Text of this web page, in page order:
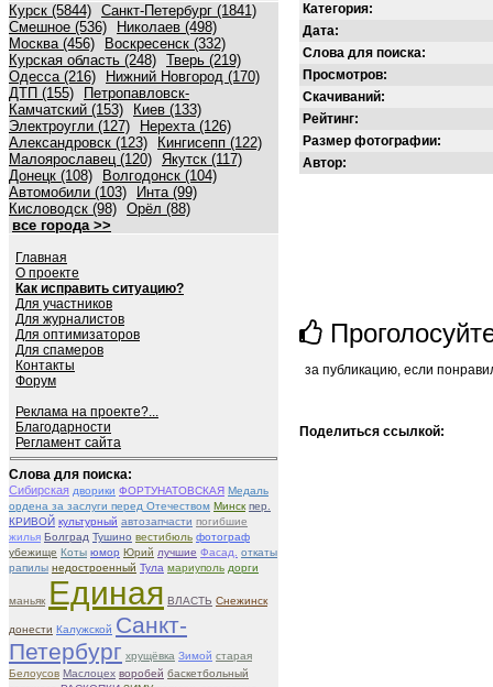
Курск (5844) Санкт-Петербург (1841)
Смешное (536)
Николаев (498)
Москва (456)
Воскресенск (332)
Курская область (248) Тверь (219)
Одесса (216)
Нижний Новгород (170)
ДТП (155)
Петропавловск-
Камчатский (153)
Киев (133)
Электроугли (127)
Нерехта (126)
Александровск (123)
Кингисепп (122)
Малоярославец (120) Якутск (117)
Донецк (108)
Волгодонск (104)
Автомобили (103)
Инта (99)
Кисловодск (98) Орёл (88)
все города >>
Главная
О проекте
Как исправить ситуацию?
Для участников
Для журналистов
Для оптимизаторов
Для спамеров
Контакты
Форум
Реклама на проекте?...
Благодарности
Регламент сайта
Слова для поиска:
Сибирская дворики ФОРТУНАТОВСКАЯ Медаль
ордена за заслуги перед Отечеством Минск пер.
КРИВОЙ культурный автозапчасти погибшие
жилья Болград Тушино вестибюль фотограф
убежище Коты юмор Юрий лучшие Фасад.
откаты
рапилы недостроенный Тула мариуполь дорги
маньяк Единая ВЛАСТЬ Снежинск
донести Калужской Санкт-
Петербург хрущёвка Зимой старая
Белоусов Маслоцех воробей баскетбольный
Категория:
Дата:
Слова для поиска:
Просмотров:
Скачиваний:
Рейтинг:
Размер фотографии:
Автор:
за публикацию, если
Поделиться ссылкой: